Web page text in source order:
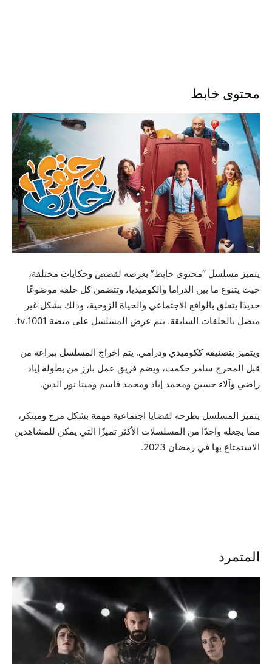
محتوى خابط
يتميز مسلسل “محتوى خابط” بعرضه لقصص وحكايات مختلفة،
حيث يتنوع ما بين الدراما والكوميديا، وتتضمن كل حلقة موضوعًا
جديدًا يتعلق بالواقع الاجتماعي والحياة الزوجية، وذلك بشكل غير
متصل بالحلقات السابقة. يتم عرض المسلسل على منصة 1001.tv.
ويتميز بتصنيفه ككوميدي ودرامي. يتم إخراج المسلسل ببراعة من
قبل المخرج سامر حكمت، ويضم فريق عمل بارز من بطولة إياد
راضي وآلاء حسين ومحمد إياد ومحمد قاسم ومينا نور الدين.
يتميز المسلسل بطرحه لقضايا اجتماعية مهمة بشكل مرح ومبتكر،
مما يجعله واحدًا من المسلسلات الأكثر تميزًا التي يمكن للمشاهدين
الاستمتاع بها في رمضان 2023.
المتمرد